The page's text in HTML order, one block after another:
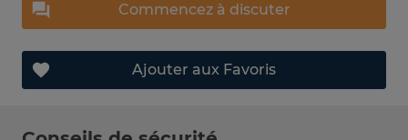
Commencez à discuter
Ajouter aux Favoris